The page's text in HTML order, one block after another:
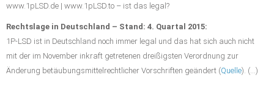
www.1pLSD.de | www.1pLSD.to – ist das legal?
Rechtslage in Deutschland – Stand: 4. Quartal 2015:
1P-LSD ist in Deutschland noch immer legal und das hat sich auch nicht
mit der im November inkraft getretenen dreißigsten Verordnung zur
Änderung betäubungsmittelrechtlicher Vorschriften geändert (Quelle). (…)